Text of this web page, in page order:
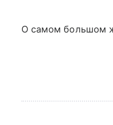
О самом большом